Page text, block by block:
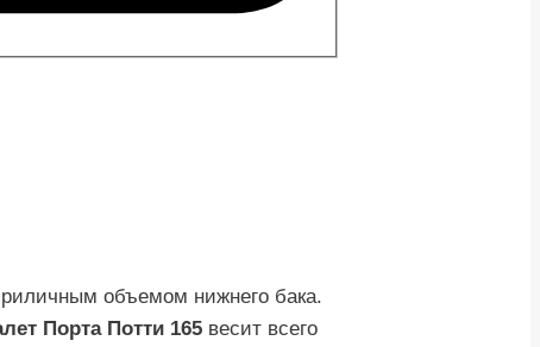
объемом нижнего бака.
Порта Потти 165 весит всего